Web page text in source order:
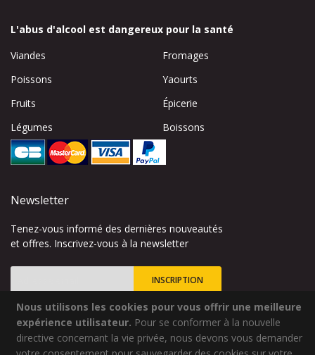
Nous utilisons les cookies pour vous offrir une meilleure
expérience utilisateur. Pour se conformer à la nouvelle
directive concernant la vie privée, nous devons vous demander
L'abus d'alcool est dangereux pour la santé
Viandes
Poissons
Fruits
Légumes
Fromages
Yaourts
Épicerie
Boissons
Newsletter
Tenez-vous informé des dernières nouveautés
et offres. Inscrivez-vous à la newsletter
Inscription
notre
lettre
INSCRIPTION